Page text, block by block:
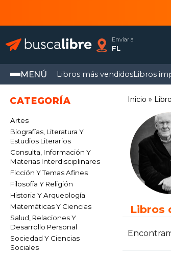
Enviar a
FL
MENÚ Libros más vendidosLibros
CATEGORÍA
Artes
Biografías, Literatura Y
Estudios Literarios
Consulta, Información Y
Materias Interdisciplinares
Ficción Y Temas Afines
Filosofía Y Religión
Historia Y Arqueología
Matemáticas Y Ciencias
Salud, Relaciones Y
Desarrollo Personal
Sociedad Y Ciencias
Sociales
Inicio
Libros